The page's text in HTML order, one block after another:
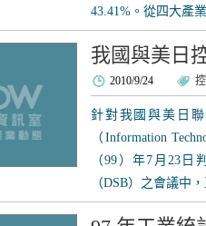
43.41%。從四大產
我國與美日
2010/9/24
針對我國與美日
（Information
（99）年7月23
（DSB）之會議中